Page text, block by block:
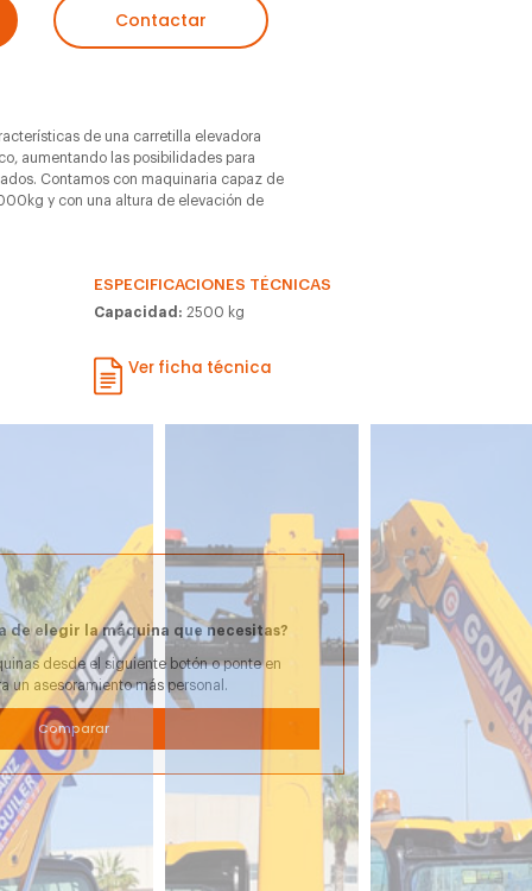
Contactar
de una carretilla elevadora
aumentando las posibilidades para
Contamos con maquinaria capaz de
y con una altura de elevación de
ESPECIFICACIONES TÉCNICAS
Capacidad:2500 kg
Ver ficha técnica
de elegir la máquina que necesitas?
desde el siguiente botón o ponte en
un asesoramiento más personal.
Comparar